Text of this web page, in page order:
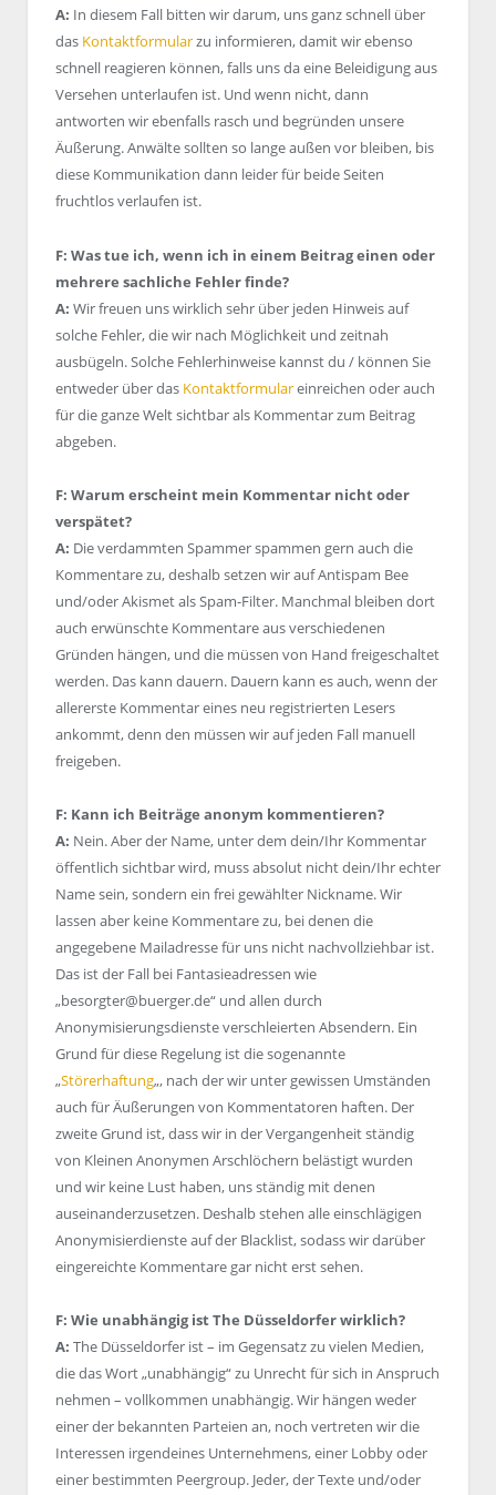
A: In diesem Fall bitten wir darum, uns ganz schnell über
das Kontaktformularzu informieren, damit wir ebenso
schnell reagieren können, falls uns da eine Beleidigung aus
Versehen unterlaufen ist. Und wenn nicht, dann
antworten wir ebenfalls rasch und begründen unsere
Äußerung. Anwälte sollten so lange außen vor bleiben, bis
diese Kommunikation dann leider für beide Seiten
fruchtlos verlaufen ist.
F: Was tue ich, wenn ich in einem Beitrag einen oder
mehrere sachliche Fehler finde?
A: Wir freuen uns wirklich sehr über jeden Hinweis auf
solche Fehler, die wir nach Möglichkeit und zeitnah
ausbügeln. Solche Fehlerhinweise kannst du / können Sie
entweder über das Kontaktformulareinreichen oder auch
für die ganze Welt sichtbar als Kommentar zum Beitrag
abgeben.
F: Warum erscheint mein Kommentar nicht oder
verspätet?
A: Die verdammten Spammer spammen gern auch die
Kommentare zu, deshalb setzen wir auf Antispam Bee
und/oder Akismet als Spam-Filter. Manchmal bleiben dort
auch erwünschte Kommentare aus verschiedenen
Gründen hängen, und die müssen von Hand freigeschaltet
werden. Das kann dauern. Dauern kann es auch, wenn der
allererste Kommentar eines neu registrierten Lesers
ankommt, denn den müssen wir auf jeden Fall manuell
freigeben.
F: Kann ich Beiträge anonym kommentieren?
A: Nein. Aber der Name, unter dem dein/Ihr Kommentar
öffentlich sichtbar wird, muss absolut nicht dein/Ihr echter
Name sein, sondern ein frei gewählter Nickname. Wir
lassen aber keine Kommentare zu, bei denen die
angegebene Mailadresse für uns nicht nachvollziehbar ist.
Das ist der Fall bei Fantasieadressen wie
„besorgter@buerger.de“ und allen durch
Anonymisierungsdienste verschleierten Absendern. Ein
Grund für diese Regelung ist die sogenannte
„Störerhaftung„, nach der wir unter gewissen Umständen
auch für Äußerungen von Kommentatoren haften. Der
zweite Grund ist, dass wir in der Vergangenheit ständig
von Kleinen Anonymen Arschlöchern belästigt wurden
und wir keine Lust haben, uns ständig mit denen
auseinanderzusetzen. Deshalb stehen alle einschlägigen
Anonymisierdienste auf der Blacklist, sodass wir darüber
eingereichte Kommentare gar nicht erst sehen.
F: Wie unabhängig ist The Düsseldorfer wirklich?
A: The Düsseldorfer ist – im Gegensatz zu vielen Medien,
die das Wort „unabhängig“ zu Unrecht für sich in Anspruch
nehmen – vollkommen unabhängig. Wir hängen weder
einer der bekannten Parteien an, noch vertreten wir die
Interessen irgendeines Unternehmens, einer Lobby oder
einer bestimmten Peergroup. Jeder, der Texte und/oder